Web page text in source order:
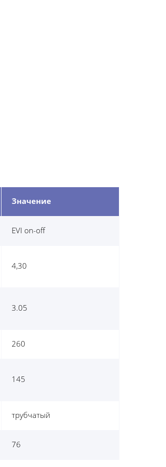
Значение
EVI on-off
4,30
3.05
260
145
трубчатый
76